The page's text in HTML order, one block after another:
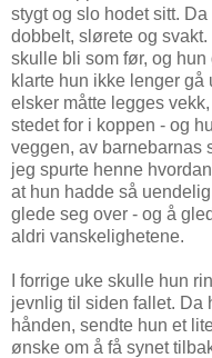
stygt og slo hodet sitt.
dobbelt, slørete og
skulle bli som før, og
klarte hun ikke lenger gå
elsker måtte legges
stedet for i koppen - og
veggen, av barnebarnas
jeg spurte henne
at hun hadde så
glede seg over - og å
aldri vanskelighetene.
I forrige uke skulle hun
jevnlig til siden fallet. Da
hånden, sendte hun et
ønske om å få synet